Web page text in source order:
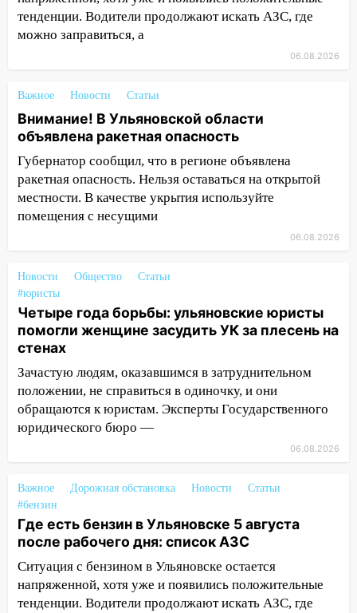
51-летний мужчина
В Ульяновске черный коршун
09:44
Ульяновские спасатели помогли
юному велосипедисту на улице
Чернышевского
08:21 В Заволжском районе украли два
велосипеда
07:18 В Ульяновск идет
тридцатиградусная жара: какая будет
06:00
Четыре года борьбы: ульяновские
юристы помогли женщине засудить УК
за плесень на стенах
05:00 Кому 6 августа звезды сулят
прибыль, а кому — испытания на
прочность
05.08.2026
22:58 Соцсети: на проспекте Тюленева
ДТП с мотоциклистом
жительницу Ульяновской области
19:14
подвез троих незнакомцев на трассе и
заработал уголовное дело
18:14
Прогноз погоды на 6 августа в
Ульяновской области
тенденции. Водители продолжают искать АЗС, где
можно заправиться, а
06.08.2026
Важное Новости Статьи
Внимание! В Ульяновской области
объявлена ракетная опасность
Губернатор сообщил, что в регионе объявлена
ракетная опасность. Нельзя оставаться на открытой
местности. В качестве укрытия используйте
помещения с несущими
06.08.2026
Новости Общество
Статьи
#юристы
Четыре года борьбы: ульяновские юристы
помогли женщине засудить УК за плесень на
стенах
Зачастую людям, оказавшимся в затруднительном
положении, не справиться в одиночку, и они
обращаются к юристам. Эксперты Государственного
юридического бюро —
06.08.2026
Важное Дорожная обстановка Новости
Статьи
#бензин
Где есть бензин в Ульяновске 5 августа
после рабочего дня: список АЗС
Ситуация с бензином в Ульяновске остается
напряженной, хотя уже и появились положительные
тенденции. Водители продолжают искать АЗС, где